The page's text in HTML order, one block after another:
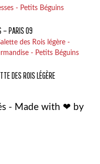
– PARIS 09
DES ROIS LÉGÈRE
- Made with ❤ by